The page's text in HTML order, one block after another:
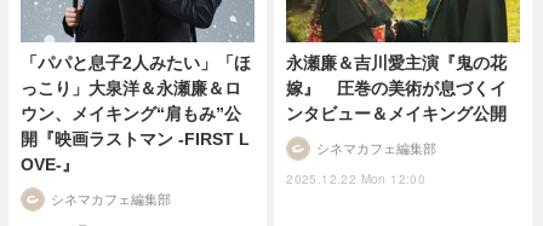
「パパと息子2人みたい」「ほ
っこり」大泉洋＆永瀬廉＆ロ
ウン、メイキング“肩もみ”公
開『映画ラストマン -FIRST L
OVE-』
シネマカフェ編集部
永瀬廉＆吉川愛主演『鬼の花
嫁』 圧巻の美術が息づくイ
ンタビュー＆メイキング公開
2025.12.22 Mon 12:00
シネマカフェ編集部